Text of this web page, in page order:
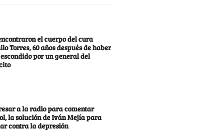
el cuerpo del cura
Torres, 60 años después de haber
por un general del
a la radio para comentar
la solución de Iván Mejía para
contra la depresión